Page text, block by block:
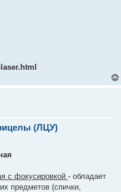
(ЛЦУ)
с фокусировкой - обладает
предметов (спички,